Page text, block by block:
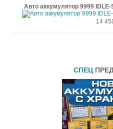
СПЕЦ
Авто аккумулятор 9999 IDLE-
14